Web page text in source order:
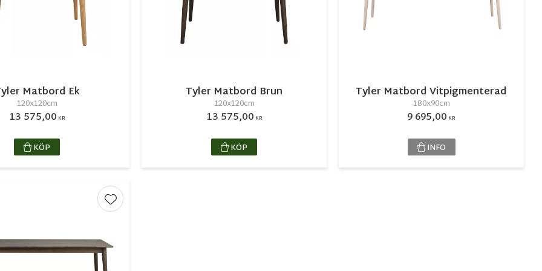
Matbord Ek
120x120cm
13 575,00 KR
KÖP
Tyler Matbord Brun
120x120cm
13 575,00 KR
KÖP
Tyler Matbord Vitpigmenterad
180x90cm
9 695,00 KR
INFO
Lägg till i favoriter